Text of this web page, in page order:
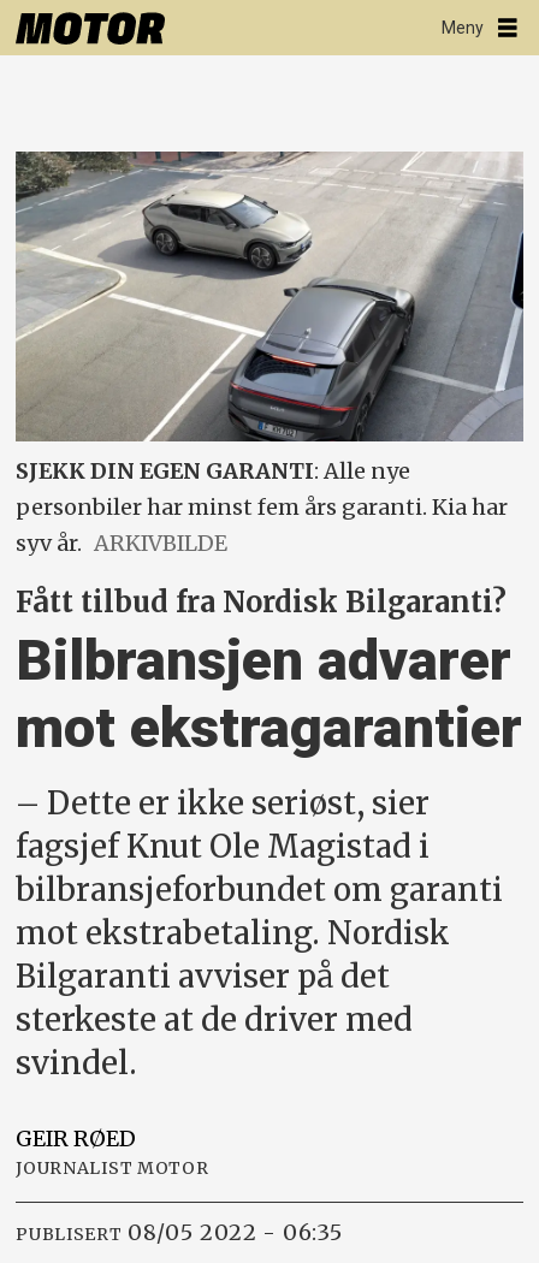
SJEKK DIN EGEN GARANTI: Alle nye
personbiler har minst fem års garanti. Kia har
syv år. ARKIVBILDE
Fått tilbud fra Nordisk Bilgaranti?
Bilbransjen advarer
mot ekstra­garantier
– Dette er ikke seriøst, sier
fagsjef Knut Ole Magistad i
bilbransjeforbundet om garanti
mot ekstrabetaling. Nordisk
Bilgaranti avviser på det
sterkeste at de driver med
svindel.
GEIRRØED
JOURNALIST MOTOR
PUBLISERT 08/05 2022 - 06:35